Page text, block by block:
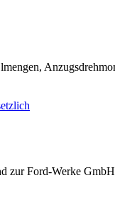
zur Ford-Werke GmbH